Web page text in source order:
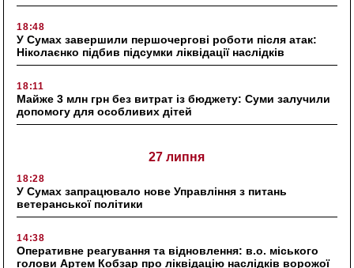
18:48
У Сумах завершили першочергові роботи після атак:
Ніколаєнко підбив підсумки ліквідації наслідків
18:11
Майже 3 млн грн без витрат із бюджету: Суми залучили
допомогу для особливих дітей
27 липня
18:28
У Сумах запрацювало нове Управління з питань
ветеранської політики
14:38
Оперативне реагування та відновлення: в.о. міського
голови Артем Кобзар про ліквідацію наслідків ворожої